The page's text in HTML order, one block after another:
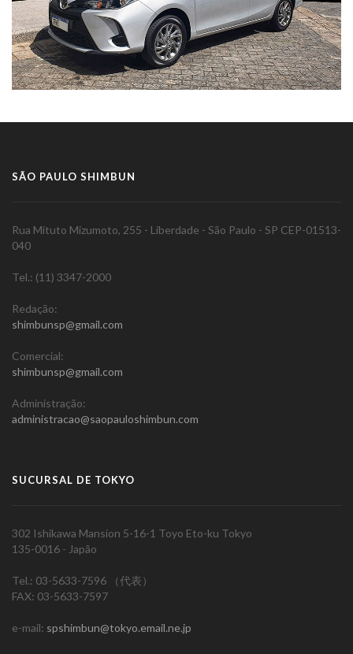
SÃO PAULO SHIMBUN
Rua Mituto Mizumoto, 255 - Liberdade - São Paulo - SP CEP-01513-
040
Tel.: (11) 3347-2000
Redação:
shimbunsp@gmail.com
Comercial:
shimbunsp@gmail.com
Administração:
administracao@saopauloshimbun.com
SUCURSAL DE TOKYO
302 Ishikawa Mansion 5-16-1 Toyo Eto-ku Tokyo
135-0016 - Japão
Tel.: 03-5633-7596 （代表）
FAX: 03-5633-7597
e-mail: spshimbun@tokyo.email.ne.jp